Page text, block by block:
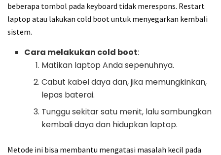
beberapa tombol pada keyboard tidak merespons. Restart
laptop atau lakukan cold boot untuk menyegarkan kembali
sistem.
Cara melakukan cold boot:
Matikan laptop Anda sepenuhnya.
Cabut kabel daya dan, jika memungkinkan,
lepas baterai.
Tunggu sekitar satu menit, lalu sambungkan
kembali daya dan hidupkan laptop.
Metode ini bisa membantu mengatasi masalah kecil pada